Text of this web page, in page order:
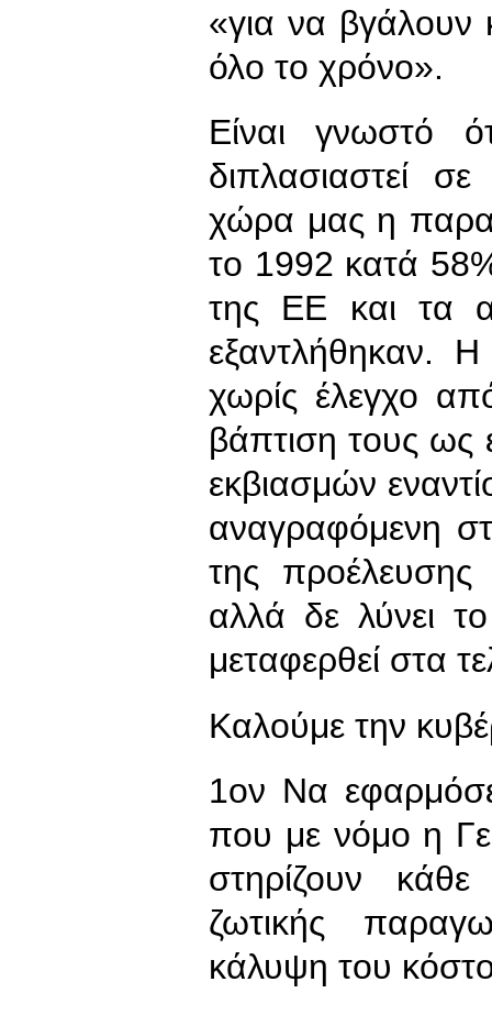
«για να
όλο το χρόνο».
Είναι γνωστό
διπλασιαστεί
χώρα μας η
το 1992 κατά
της ΕΕ και τα
εξαντλήθηκαν.
χωρίς έλεγχο
βάπτιση τους ως
εκβιασμών
αναγραφόμενη
της προέλευσης
αλλά δε λύνει
μεταφερθεί στα
Καλούμε την
1ον Να
που με νόμο η
στηρίζουν
ζωτικής
κάλυψη του